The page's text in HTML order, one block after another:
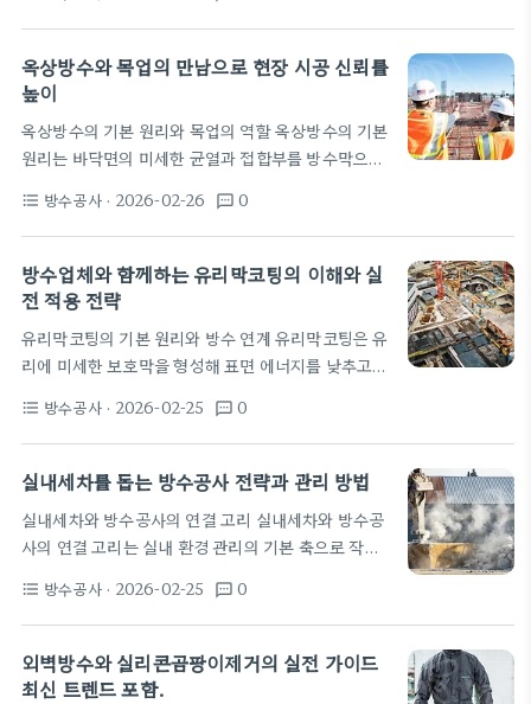
단하는 것이 핵심이며, 이때 모재의 균열을 최소화하
는 것이 중요하다. 다층 구조의 방수층이 안정적으로
형성되려면 재료의 조합과 적용 순서를 현장 상황에
맞게 세심하게 계획해야 한다. 주재료인 시멘트와 골
승 압력에 대한 저항성을 좌우한다. 여기에 탄탄방수
제나 시멘트방수액 같은 보강재를 추가해 미세균열의
확장을 억제하고 장기간 내구성을 확보한다. 현장 요
옥상방수와 목업의 만남으로 현장 시공 신뢰를
높이
옥상방수의 기본 원리와 목업의 역할 옥상방수의 기본
원리는 바닥면의 미세한 균열과 접합부를 방수막으로
머로 접착성을 확보해야 하고, 방수막은 온도 변화에
따른 신축성과 균일한 두께를 유지해야 한다. 목업은
이러한 원리를 현장에서 직시적으로 확인하는 데 쓰이
는 안전한 시뮬레이션 도구다. 목업은 실제 크기의 축
다. 옥상 모형에서 이음부와 접합부가 물을 어떻게 머
금고 흘러나가는지 관찰한다. FRP 목업이나 3D 프린
트 부품으로 제작하면 열화와 UV 조건을 모의할 수
format_list_bulleted 방수공사 · 2026-02-26 textsms 0
방수업체와 함께하는 유리막코팅의 이해와 실
전 적용 전략
유리막코팅의 기본 원리와 방수 연계 유리막코팅은 유
리에 미세한 보호막을 형성해 표면 에너지를 낮추고
나 불소계 폴리머를 기초로 하는 나노 구조의 코팅으
로 물방울이 구르는 성능을 높인다. 방수 공정과의 연
계 측면에서 보면 유리막코팅은 물의 침투를 직접 막
의 물 축적을 줄여 간접적인 방수 효과를 돕는다. 또한
건물의 외벽이나 차량 유리 같은 노출 표면에 적용되
면 오염물과 물때의 축적을 줄여 유지보수 비용을 낮
format_list_bulleted 방수공사 · 2026-02-25 textsms 0
실내세차를 돕는 방수공사 전략과 관리 방법
실내세차와 방수공사의 연결 고리 실내세차와 방수공
사의 연결 고리는 실내 환경 관리의 기본 축으로 작용
공간처럼 폐쇄된 차량 내부로 습기가 들어오면 냄새와
곰팡이가 생길 수 있다. 방수공사는 이러한 습기 문제
를 근본적으로 줄이고, 실내세차의 효과를 오래 유지
하는 데 기여한다. 작은 습기 흔적조차도 시간이 흐르
format_list_bulleted 방수공사 · 2026-02-25 textsms 0
외벽방수와 실리콘곰팡이제거의 실전 가이드
최신 트렌드 포함.